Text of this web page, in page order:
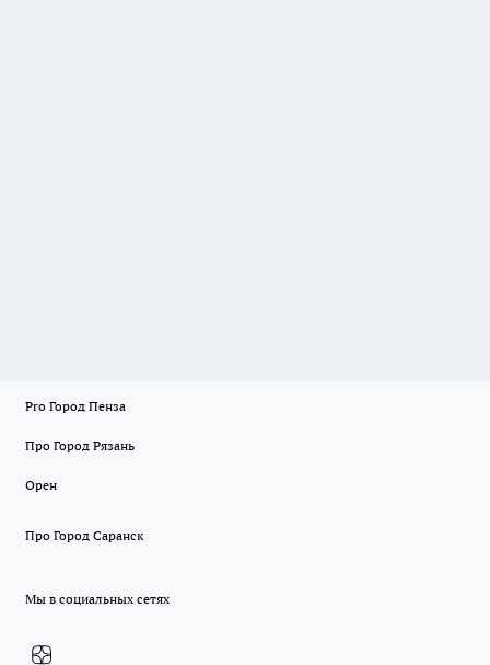
Pro Город Пенза
Про Город Рязань
Орен
Про Город Саранск
Мы в социальных сетях